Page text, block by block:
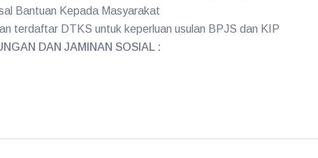
Bantuan Kepada Masyarakat
terdaftar DTKS untuk keperluan usulan BPJS dan KIP
DAN JAMINAN SOSIAL :